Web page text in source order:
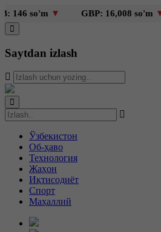
▼ GBP: 16,008 so'm▼
Saytdan izlash
Ўзбекистон
Об-ҳаво
Технология
Жаҳон
Иқтисодиёт
Спорт
Маҳаллий